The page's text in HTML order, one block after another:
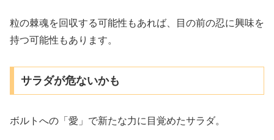
粒の棘魂を回収する可能性もあれば、目の前の忍に興味を
持つ可能性もあります。
サラダが危ないかも
ボルトへの「愛」で新たな力に目覚めたサラダ。